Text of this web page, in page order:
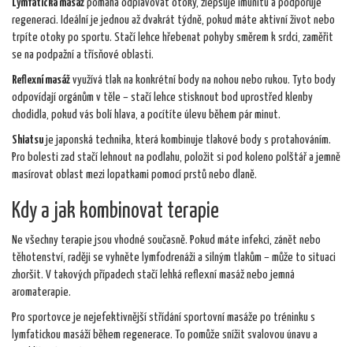
Lymfatická masáž pomáhá odplavovat otoky, zlepšuje imunitu a podporuje
regeneraci. Ideální je jednou až dvakrát týdně, pokud máte aktivní život nebo
trpíte otoky po sportu. Stačí lehce hřebenat pohyby směrem k srdci, zaměřit
se na podpažní a třísňové oblasti.
Reflexní masáž využívá tlak na konkrétní body na nohou nebo rukou. Tyto body
odpovídají orgánům v těle – stačí lehce stisknout bod uprostřed klenby
chodidla, pokud vás bolí hlava, a pocítíte úlevu během pár minut.
Shiatsu je japonská technika, která kombinuje tlakové body s protahováním.
Pro bolesti zad stačí lehnout na podlahu, položit si pod koleno polštář a jemně
masírovat oblast mezi lopatkami pomocí prstů nebo dlaně.
Kdy a jak kombinovat terapie
Ne všechny terapie jsou vhodné současně. Pokud máte infekci, zánět nebo
těhotenství, raději se vyhněte lymfodrenáži a silným tlakům – může to situaci
zhoršit. V takových případech stačí lehká reflexní masáž nebo jemná
aromaterapie.
Pro sportovce je nejefektivnější střídání sportovní masáže po tréninku s
lymfatickou masáží během regenerace. To pomůže snížit svalovou únavu a